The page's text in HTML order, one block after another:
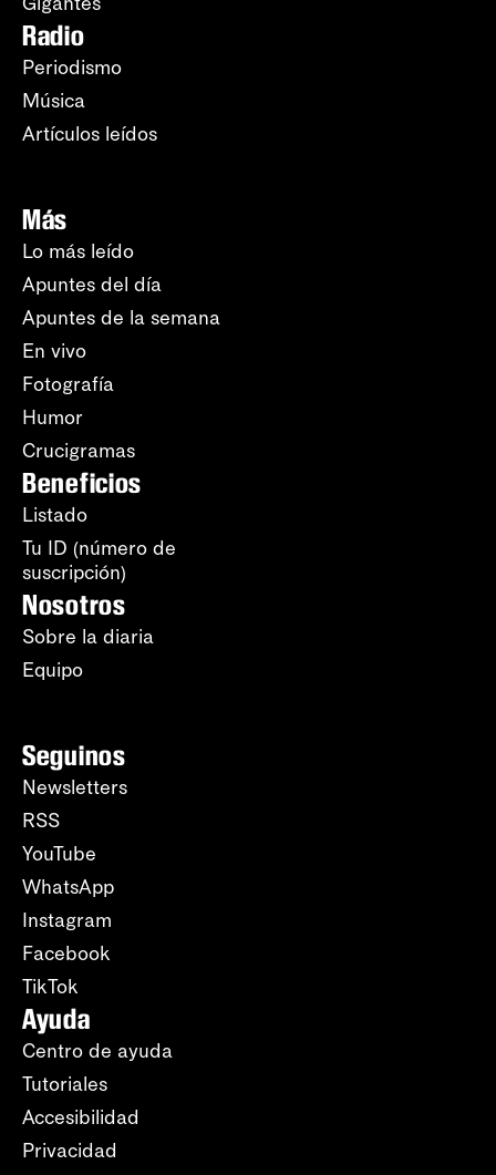
Radio
Periodismo
Música
Artículos leídos
Más
Lo más leído
Apuntes del día
Apuntes de la semana
En vivo
Fotografía
Humor
Crucigramas
Beneficios
Listado
Tu ID (número de
suscripción)
Nosotros
Sobre la diaria
Equipo
Seguinos
Newsletters
RSS
YouTube
WhatsApp
Instagram
Facebook
TikTok
Ayuda
Centro de ayuda
Tutoriales
Accesibilidad
Privacidad